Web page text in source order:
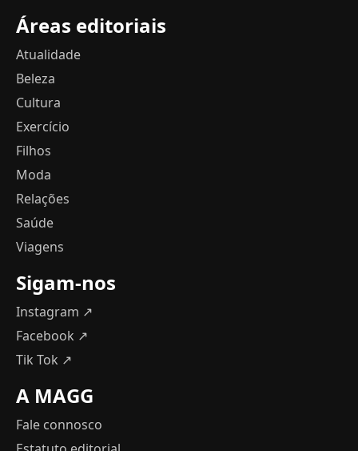
Áreas editoriais
Atualidade
Beleza
Cultura
Exercício
Filhos
Moda
Relações
Saúde
Viagens
Sigam-nos
Instagram ↗
Facebook ↗
Tik Tok ↗
A MAGG
Fale connosco